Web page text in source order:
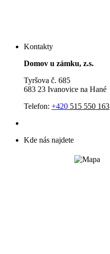
Kontakty
Domov u zámku, z.s.
Tyršova č. 685
683 23 Ivanovice na Hané
Telefon: +420 515 550 163
Kde nás najdete